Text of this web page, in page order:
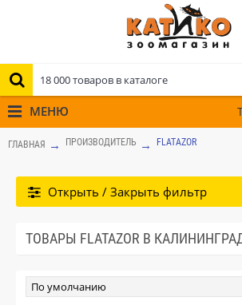
МЕНЮ
ГЛАВНАЯ ПРОИЗВОДИТЕЛЬ FLATAZOR
Открыть / Закрыть фильтр
ТОВАРЫ FLATAZOR В